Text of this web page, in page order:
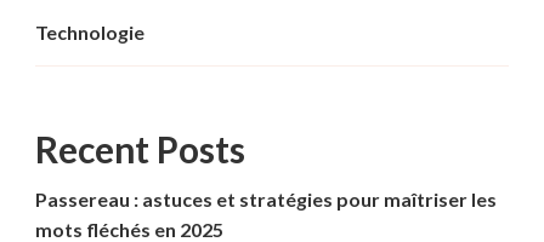
Technologie
Recent Posts
Passereau : astuces et stratégies pour maîtriser les
mots fléchés en 2025